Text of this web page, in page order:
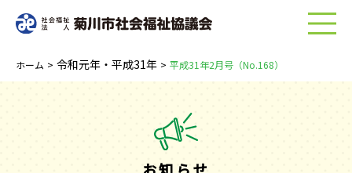
ホーム > 令和元年・平成31年 > 平成31年2月号（No.168）
お知らせ